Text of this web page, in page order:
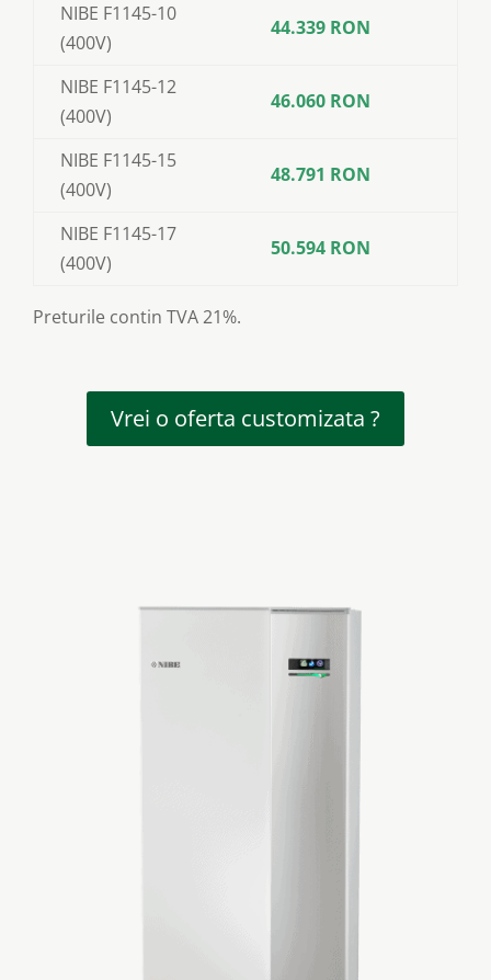
NIBE F1145-10
(400V)
44.339 RON
NIBE F1145-12
(400V)
46.060 RON
NIBE F1145-15
(400V)
48.791 RON
NIBE F1145-17
(400V)
50.594 RON
Preturile contin TVA 21%.
Vrei o oferta customizata ?